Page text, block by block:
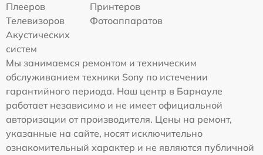
Плееров
Принтеров
Телевизоров
Фотоаппаратов
Акустических
систем
Мы занимаемся ремонтом и техническим
обслуживанием техники Sony по истечении
гарантийного периода. Наш центр в Барнауле
работает независимо и не имеет официальной
авторизации от производителя. Цены на ремонт,
указанные на сайте, носят исключительно
ознакомительный характер и не являются публичной